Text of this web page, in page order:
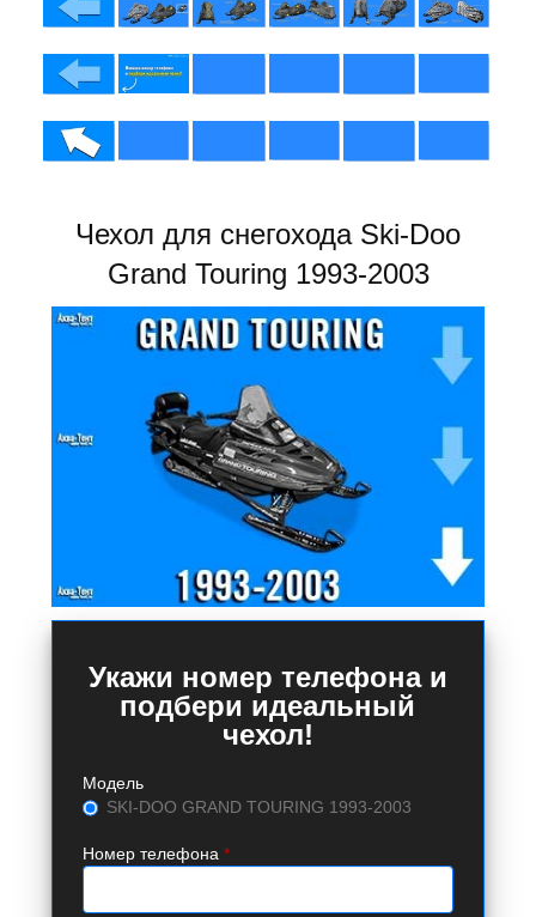
Чехол для снегохода Ski-Doo
Grand Touring 1993-2003
Укажи номер телефона и
подбери идеальный
чехол!
Модель
SKI-DOO GRAND TOURING 1993-2003
Номер телефона *